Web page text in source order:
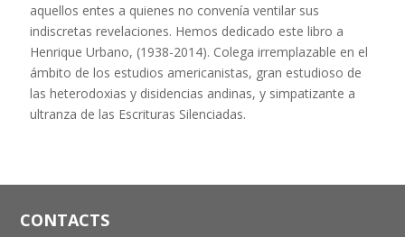
aquellos entes a quienes no convenía ventilar sus
indiscretas revelaciones. Hemos dedicado este libro a
Henrique Urbano, (1938-2014). Colega irremplazable en el
ámbito de los estudios americanistas, gran estudioso de
las heterodoxias y disidencias andinas, y simpatizante a
ultranza de las Escrituras Silenciadas.
CONTACTS